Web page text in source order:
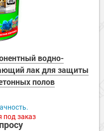
водно-
лак для защиты
полов
под заказ